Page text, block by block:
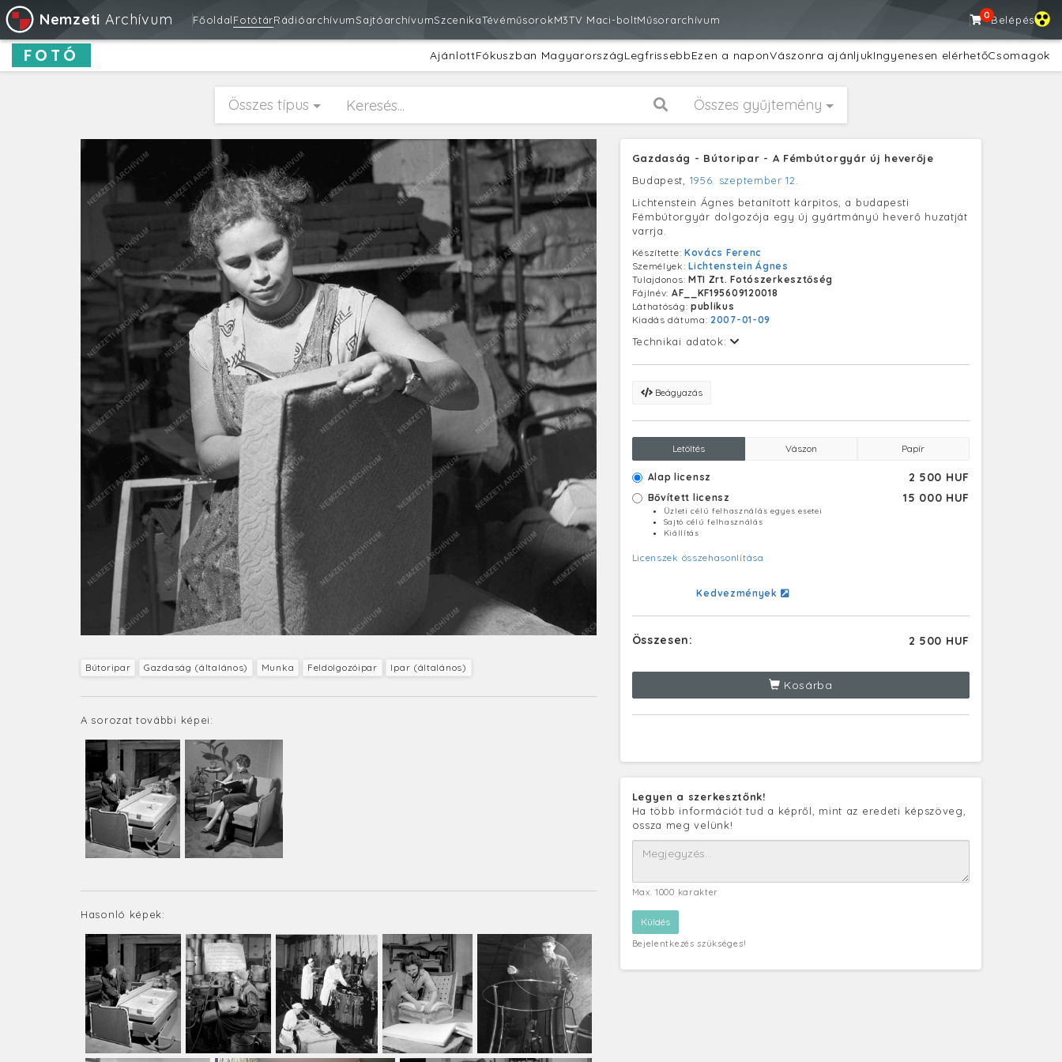
Nemzeti Archívum FőoldalFotótárRádióarchívumSajtóarchívumSzcenikaTévéműsorokM3TV Maci-boltMűsorarchívum 0Belépés
FOTÓ AjánlottFókuszban MagyarországLegfrissebbEzen a naponVászonra ajánljukIngyenesen elérhetőCsomagok
Összes típus Összes gyűjtemény
Bútoripar Gazdaság (általános) Munka Feldolgozóipar Ipar (általános)
A sorozat további képei:
Hasonló képek:
Gazdaság - Bútoripar - A Fémbútorgyár új heverője
Budapest, 1956. szeptember 12.
Lichtenstein Ágnes betanított kárpitos, a budapesti
Fémbútorgyár dolgozója egy új gyártmányú heverő huzatját
varrja.
Készítette: Kovács Ferenc
Személyek:Lichtenstein Ágnes
Tulajdonos: MTI Zrt. Fotószerkesztőség
Fájlnév: AF__KF195609120018
Láthatóság: publikus
Kiadás dátuma: 2007-01-09
Technikai adatok:
Beágyazás
Letöltés Vászon Papír
Alap licensz 2 500 HUF
Bővített licensz 15 000 HUF
Üzleti célú felhasználás egyes esetei
Sajtó célú felhasználás
Kiállítás
Licenszek összehasonlítása
Kedvezmények
Összesen: 2 500 HUF
Kosárba
Legyen a szerkesztőnk!
Ha több információt tud a képről, mint az eredeti képszöveg,
ossza meg velünk!
Max. 1000 karakter
Bejelentkezés szükséges!